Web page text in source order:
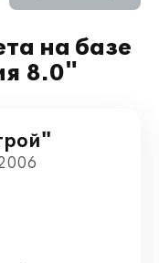
на базе
8.0"